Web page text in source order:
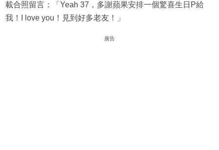
載合照留言：「Yeah 37，多謝蘋果安排一個驚喜生日P給
我！I love you！見到好多老友！」
廣告